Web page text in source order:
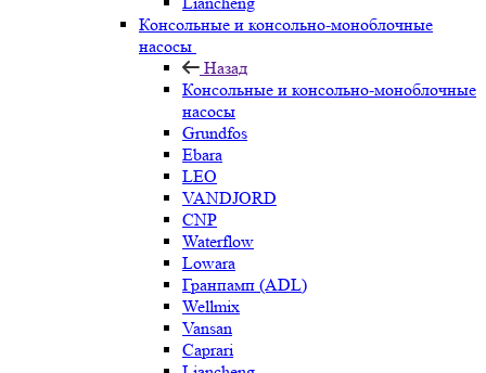
Консольные и консольно-моноблочные
насосы
Назад
Консольные и консольно-моноблочные
насосы
Grundfos
Ebara
LEO
VANDJORD
CNP
Waterflow
Lowara
Гранпамп (ADL)
Wellmix
Vansan
Caprari